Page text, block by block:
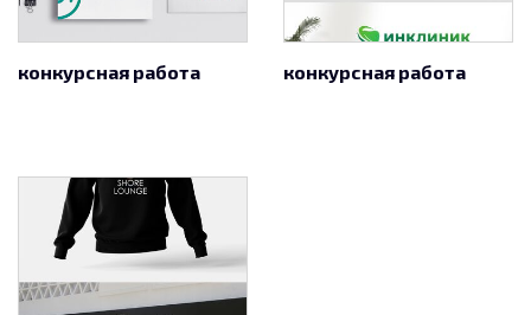
конкурсная работа конкурсная работа